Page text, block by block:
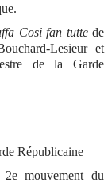
Cosi fan tuttede
Lesieur et
de la Garde
Républicaine
mouvement du